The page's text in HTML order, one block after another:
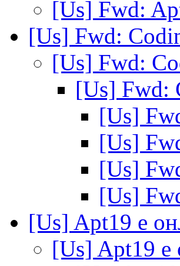
[Us] Fwd:
[Us] Fwd:
[Us] Fwd:
[Us] Fwd:
[Us]
[Us]
[Us]
[Us]
[Us] Apt19 е
[Us] Apt19 е